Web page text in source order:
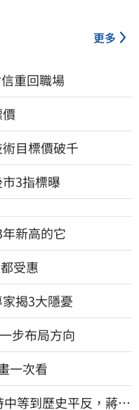
更多
重回職場
目標價破千
3指標曝
新高的它
受惠
揭3大隱憂
步布局方向
一次看
等到歷史平反，蔣萬